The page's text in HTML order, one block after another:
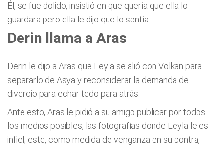
Él, se fue dolido, insistió en que quería que ella lo
guardara pero ella le dijo que lo sentía.
Derin llama a Aras
Derin le dijo a Aras que Leyla se alió con Volkan para
separarlo de Asya y reconsiderar la demanda de
divorcio para echar todo para atrás.
Ante esto, Aras le pidió a su amigo publicar por todos
los medios posibles, las fotografías donde Leyla le es
infiel; esto, como medida de venganza en su contra,